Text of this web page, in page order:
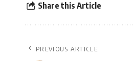
Share this Article
PREVIOUS ARTICLE